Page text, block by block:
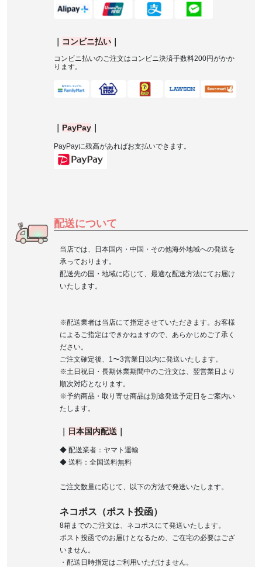
コンビニ払い
コンビニ払いのご注文はコンビニ決済手数料200円がかか
ります。
PayPay
PayPayに残高があればお支払いできます。
配送について
当店では、日本国内・中国・その他海外地域への発送を
承っております。
配送先の国・地域に応じて、最適な配送方法にてお届け
いたします。
※配送業者は当店にて指定させていただきます。お客様
によるご指定はできかねますので、あらかじめご了承く
ださい。
ご注文確定後、1〜3営業日以内に発送いたします。
※土日祝日・長期休業期間中のご注文は、翌営業日より
順次対応となります。
※予約商品・取り寄せ商品は別途発送予定日をご案内い
たします。
日本国内配送
◆ 配送業者：ヤマト運輸
◆ 送料：全国送料無料
ご注文数量に応じて、以下の方法で発送いたします。
ネコポス（ポスト投函）
8箱までのご注文は、ネコポスにて発送いたします。
ポスト投函でのお届けとなるため、ご在宅の必要はござ
いません。
・配送日時指定はご利用いただけません。